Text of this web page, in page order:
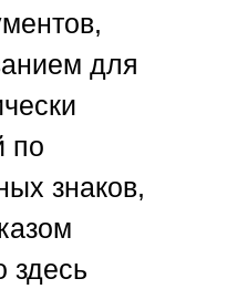
для
по
знаков,
здесь